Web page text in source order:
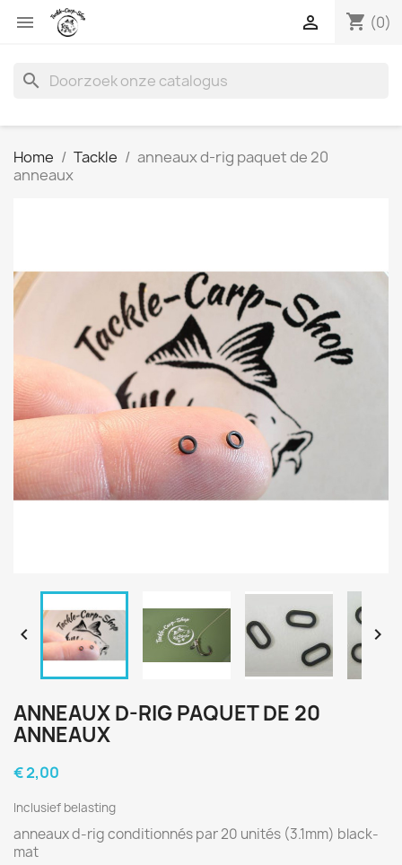
 shopping_cart (0)

search
Home Tackle
anneaux d-rig paquet de 20
anneaux
 
ANNEAUX D-RIG PAQUET DE 20
ANNEAUX
€ 2,00
Inclusief belasting
anneaux d-rig conditionnés par 20 unités (3.1mm) black-
mat